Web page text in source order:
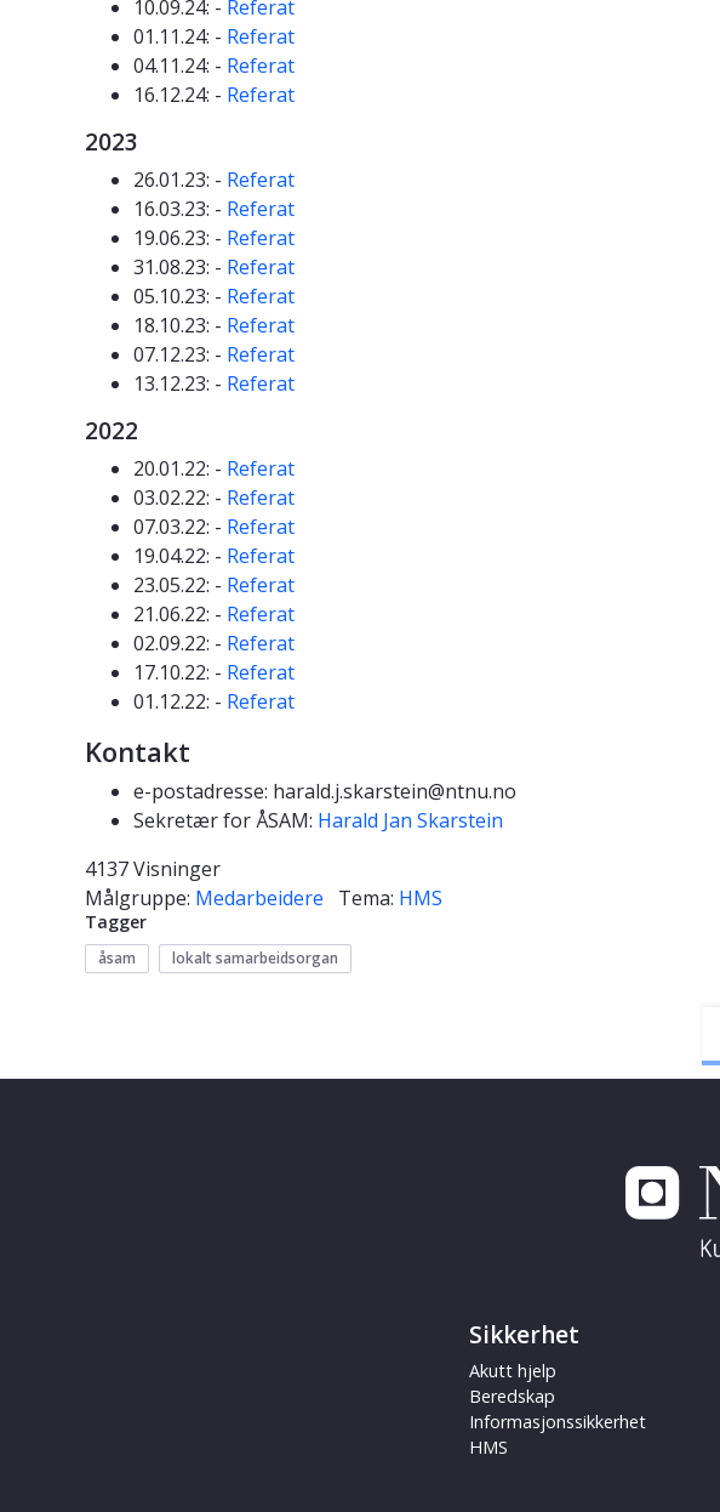
10.09.24: - Referat
01.11.24: - Referat
04.11.24: - Referat
16.12.24: - Referat
2023
26.01.23: - Referat
16.03.23: - Referat
19.06.23: - Referat
31.08.23: - Referat
05.10.23: - Referat
18.10.23: - Referat
07.12.23: - Referat
13.12.23: - Referat
2022
20.01.22: - Referat
03.02.22: - Referat
07.03.22: - Referat
19.04.22: - Referat
23.05.22: - Referat
21.06.22: - Referat
02.09.22: - Referat
17.10.22: - Referat
01.12.22: - Referat
Kontakt
e-postadresse: harald.j.skarstein@ntnu.no
Sekretær for ÅSAM: Harald Jan Skarstein
4137 Visninger
Målgruppe: Medarbeidere Tema: HMS
Tagger
åsam lokalt samarbeidsorgan
Sikkerhet
Akutt hjelp
Beredskap
Informasjonssikkerhet
HMS